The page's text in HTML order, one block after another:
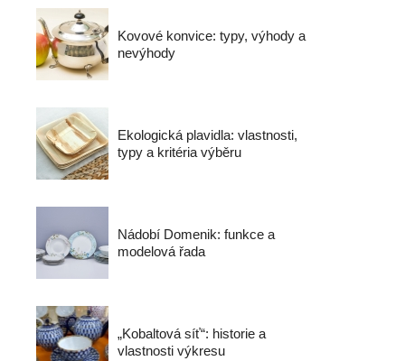
Kovové konvice: typy, výhody a
nevýhody
Ekologická plavidla: vlastnosti,
typy a kritéria výběru
Nádobí Domenik: funkce a
modelová řada
„Kobaltová síť“: historie a
vlastnosti výkresu